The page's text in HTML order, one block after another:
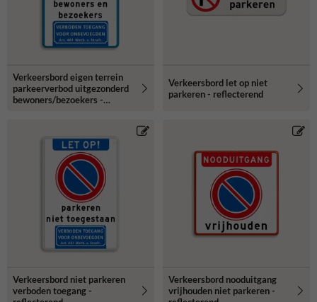
Verkeersbord eigen terrein
parkeerverbod uitgezonderd
bewoners/bezoekers -
Verkeersbord let op niet
parkeren - reflecterend
Verkeersbord niet parkeren
verboden toegang -
Verkeersbord nooduitgang
vrijhouden niet parkeren -